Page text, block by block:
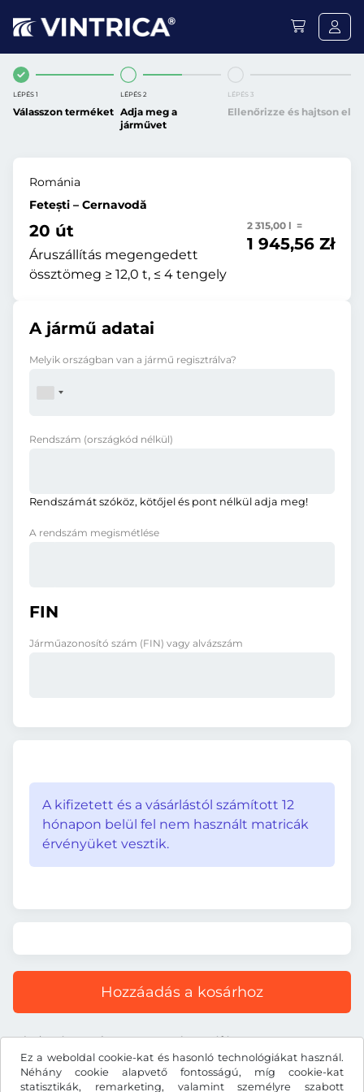
Ez a weboldal cookie-kat és hasonló technológiákat használ.
Néhány cookie alapvető fontosságú, míg cookie-kat
statisztikák, remarketing, valamint személyre szabott
LÉPÉS 1
Válasszon terméket
LÉPÉS 2
Adja meg a
járművet
LÉPÉS 3
Ellenőrizze és hajtson el
Románia
Fetești – Cernavodă
20 út
Áruszállítás megengedett
össztömeg ≥ 12,0 t, ≤ 4 tengely
2 315,00 l =
1 945,56 Zł
A jármű adatai
Melyik országban van a jármű regisztrálva?
Rendszám (országkód nélkül)
Rendszámát szóköz, kötőjel és pont nélkül adja meg!
A rendszám megismétlése
FIN
Járműazonosító szám (FIN) vagy alvázszám
A kifizetett és a vásárlástól számított 12
hónapon belül fel nem használt matricák
érvényüket vesztik.
Hozzáadás a kosárhoz
Minden ár tartalmazza a törvényes áfát.